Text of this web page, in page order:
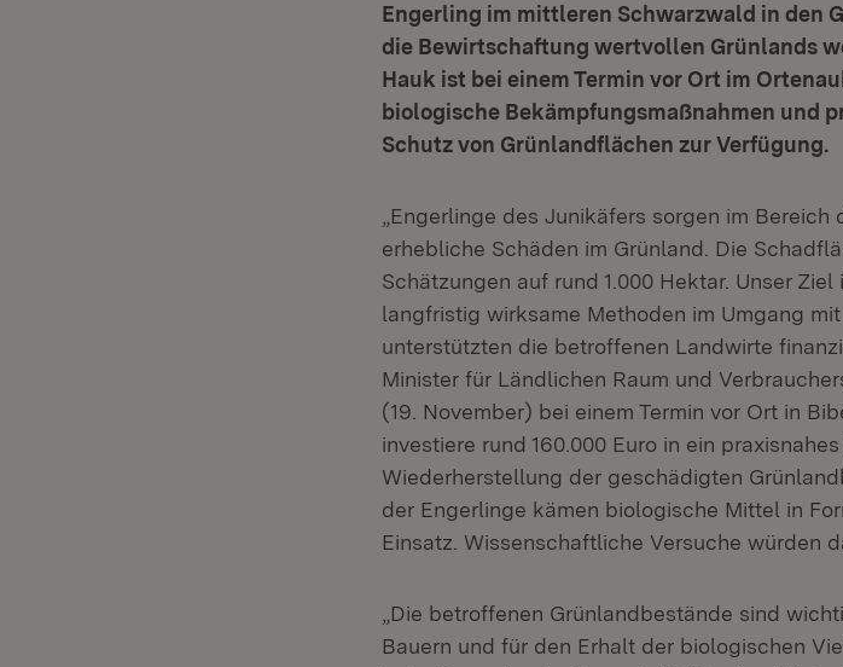
Engerling im mittleren Schwarzwald in den
die Bewirtschaftung wertvollen Grünlands
Hauk ist bei einem Termin vor Ort im
biologische Bekämpfungsmaßnahmen und
Schutz von Grünlandflächen zur Verfügung.
„Engerlinge des Junikäfers sorgen im
erhebliche Schäden im Grünland. Die
Schätzungen auf rund 1.000 Hektar. Unser
langfristig wirksame Methoden im Umgang
unterstützten die betroffenen Landwirte
Minister für Ländlichen Raum und
(19. November) bei einem Termin vor Ort in
investiere rund 160.000 Euro in ein
Wiederherstellung der geschädigten
der Engerlinge kämen biologische Mittel in
Einsatz. Wissenschaftliche Versuche würden
„Die betroffenen Grünlandbestände sind
Bauern und für den Erhalt der biologischen